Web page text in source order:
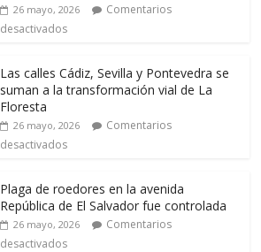
26 mayo, 2026
Comentarios
desactivados
Las calles Cádiz, Sevilla y Pontevedra se
suman a la transformación vial de La
Floresta
26 mayo, 2026
Comentarios
desactivados
Plaga de roedores en la avenida
República de El Salvador fue controlada
26 mayo, 2026
Comentarios
desactivados